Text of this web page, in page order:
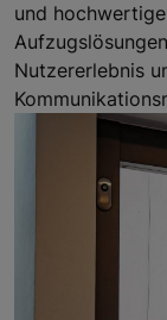
und
Nutzererlebnis